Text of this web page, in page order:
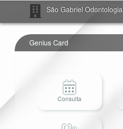
São Gabriel Odontologia
Genius Card
Consulta